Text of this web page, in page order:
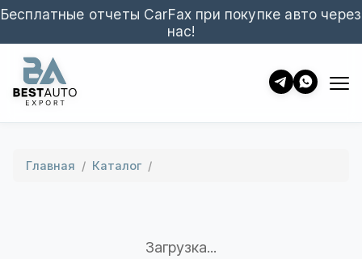
Бесплатные отчеты CarFax при покупке авто через
нас!
Главная / Каталог /
Загрузка...